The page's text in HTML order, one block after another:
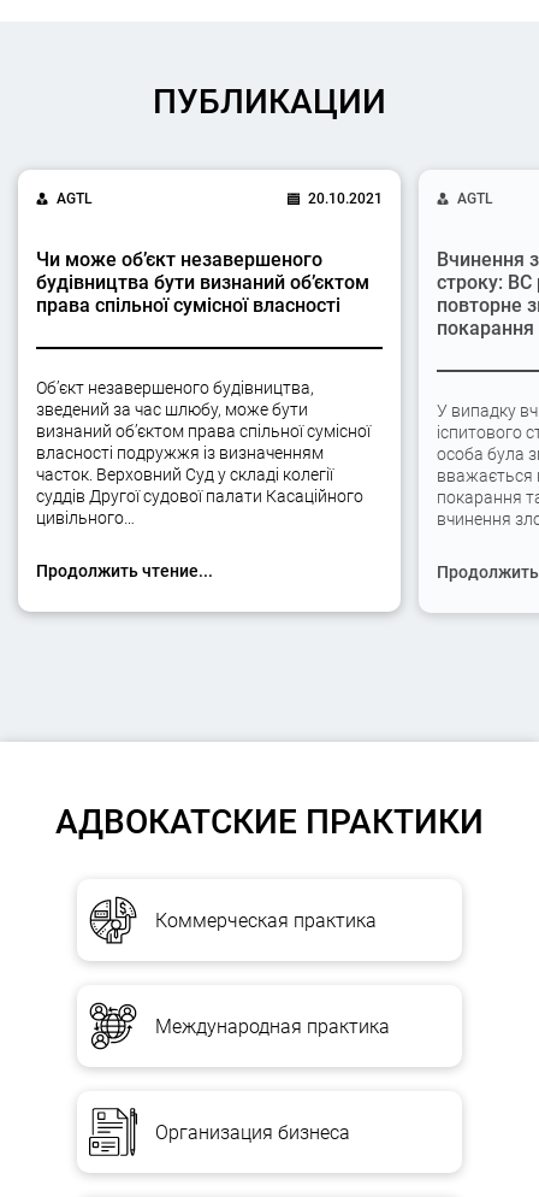
ПУБЛИКАЦИИ
AGTL 20.10.2021
Чи може об’єкт незавершеного
будівництва бути визнаний об’єктом
права спільної сумісної власності
Об’єкт незавершеного будівництва,
зведений за час шлюбу, може бути
визнаний об’єктом права спільної сумісної
власності подружжя із визначенням
часток. Верховний Суд у складі колегії
суддів Другої судової палати Касаційного
цивільного…
Продолжить чтение...
AGTL
Вчинення
строку: ВС
повторне
У випадку
іспитового
особа була
вважається
покарання
вчинення
АДВОКАТСКИЕ ПРАКТИКИ
Коммерческая практика
Международная практика
Организация бизнеса